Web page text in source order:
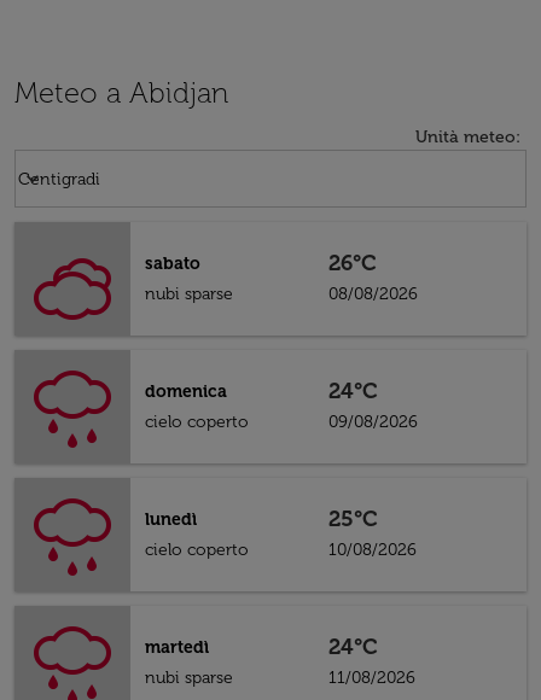
Meteo a Abidjan
Unità meteo:
Centigradi
keyboard_arrow_down
sabato
nubi sparse
26°C
08/08/2026
domenica
cielo coperto
24°C
09/08/2026
lunedì
cielo coperto
25°C
10/08/2026
martedì
nubi sparse
24°C
11/08/2026